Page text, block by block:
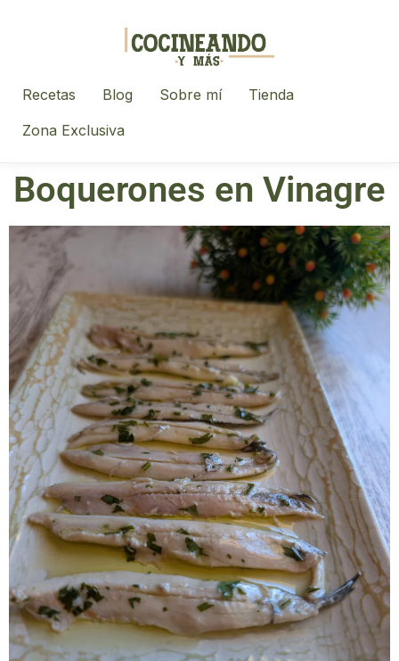
Recetas Blog Sobre mí
Tienda
Zona Exclusiva
Boquerones en Vinagre